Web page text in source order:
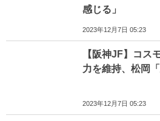
感じる」
2023年12月7日 05:23
【阪神JF】コ
力を維持、松岡
2023年12月7日 05:23